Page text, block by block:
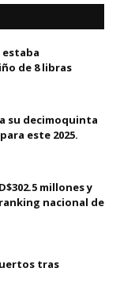
estaba
de 8 libras
su decimoquinta
este 2025.
millones y
nacional de
tras